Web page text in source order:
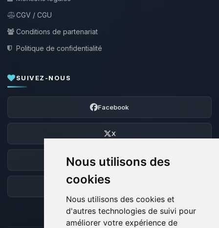
Nous utilisons des
cookies
Nous utilisons des cookies et
d'autres technologies de suivi pour
améliorer votre expérience de
CGV / CGU
Conditions de partenariat
Politique de confidentialité
SUIVEZ-NOUS
Facebook
X
Discord
Forum